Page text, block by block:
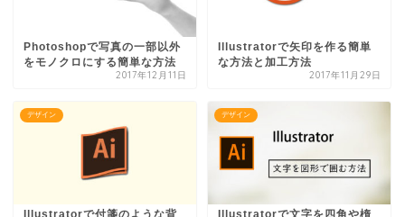
Photoshopで写真の一部以外
をモノクロにする簡単な方法
2017年12月11日
Illustratorで矢印を作る簡単
な方法と加工方法
2017年11月29日
デザイン
Illustratorで付箋のような背
デザイン
Illustratorで文字を四角や楕